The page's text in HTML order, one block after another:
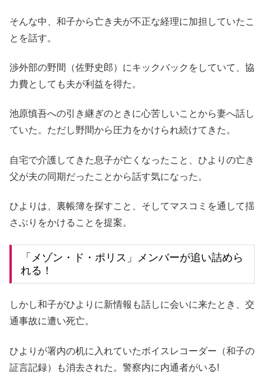
そんな中、和子から亡き夫が不正な経理に加担していたこ
とを話す。
渉外部の野間（佐野史郎）にキックバックをしていて、協
力費としても夫が利益を得た。
池原慎吾への引き継ぎのときに心苦しいことから妻へ話し
ていた。ただし野間から圧力をかけられ続けてきた。
自宅で介護してきた息子が亡くなったこと、ひよりの亡き
父が夫の同期だったことから話す気になった。
ひよりは、裏帳簿を探すこと、そしてマスコミを通して揺
さぶりをかけることを提案。
「メゾン・ド・ポリス」メンバーが追い詰めら
れる！
しかし和子がひよりに新情報も話しに会いに来たとき、交
通事故に遭い死亡。
ひよりが署内の机に入れていたボイスレコーダー（和子の
証言記録）も消去された。警察内に内通者がいる!